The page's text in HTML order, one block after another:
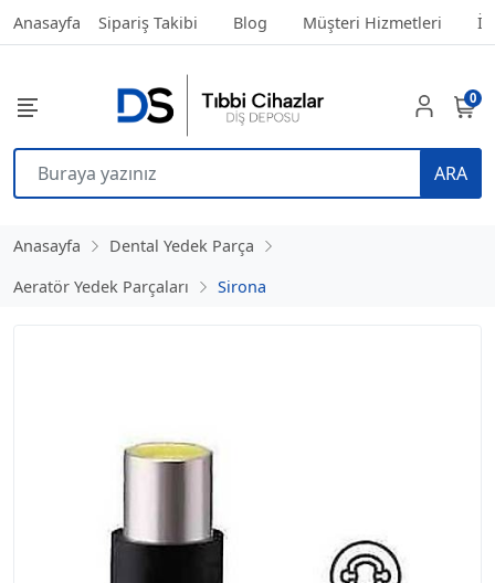
Anasayfa Sipariş Takibi Blog Müşteri Hizmetleri
ARA
0
Anasayfa
Dental Yedek Parça
Aeratör Yedek Parçaları
Sirona